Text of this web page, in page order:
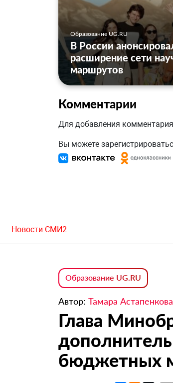
Образование UG.RU
В России
расширение сети
маршрутов
Комментарии
Для добавления
Вы можете
Новости СМИ2
Образование UG.RU
Автор: Тамара Астапенкова
Глава
бюджетных